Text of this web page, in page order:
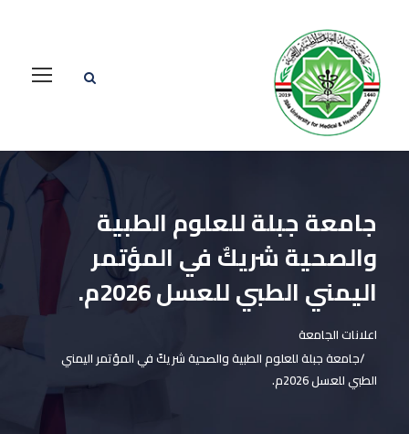
جامعة جبلة للعلوم الطبية
والصحية شريكٌ في المؤتمر
اليمني الطبي للعسل 2026م.
اعلانات الجامعة
جامعة جبلة للعلوم الطبية والصحية شريكٌ في المؤتمر اليمني
الطبي للعسل 2026م.